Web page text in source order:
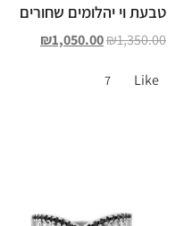
טבעת וי יהלומים שחורים
₪1,350.00
₪1,050.00
Like
7